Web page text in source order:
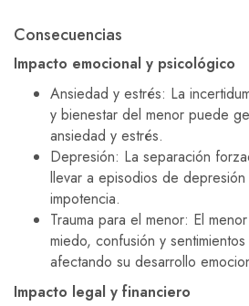
Consecuencias
Impacto emocional y psicológico
Ansiedad y estrés: La
y bienestar del menor puede
ansiedad y estrés.
Depresión: La separación
llevar a episodios de
impotencia.
Trauma para el menor: El
miedo, confusión y
afectando su desarrollo
Impacto legal y financiero